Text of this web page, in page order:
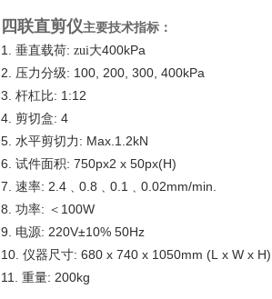
四联直剪仪主要技术指标：
1. 垂直载荷: zui大400kPa
2. 压力分级: 100, 200, 300, 400kPa
3. 杆杠比: 1:12
4. 剪切盒: 4
5. 水平剪切力 : Max.1.2kN
6. 试件面积: 750px2 x 50px(H)
7. 速率: 2.4 ﹑ 0.8 ﹑ 0.1 ﹑ 0.02mm/min.
8. 功率: ＜ 100W
9. 电源: 220V±10% 50Hz
10. 仪器尺寸: 680 x 740 x 1050mm (L x W x H)
11. 重量: 200kg